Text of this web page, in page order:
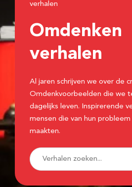
verhalen
Omdenken
verhalen
Al jaren schrijven we over de
Omdenkvoorbeelden die we
dagelijks leven. Inspirerende
mensen die van hun
maakten.